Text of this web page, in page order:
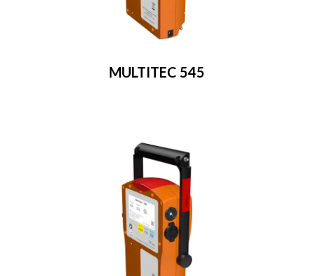
MULTITEC 545